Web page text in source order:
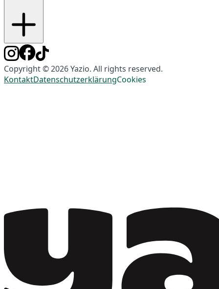
Copyright © 2026 Yazio. All rights reserved.
KontaktDatenschutzerklärungCookies